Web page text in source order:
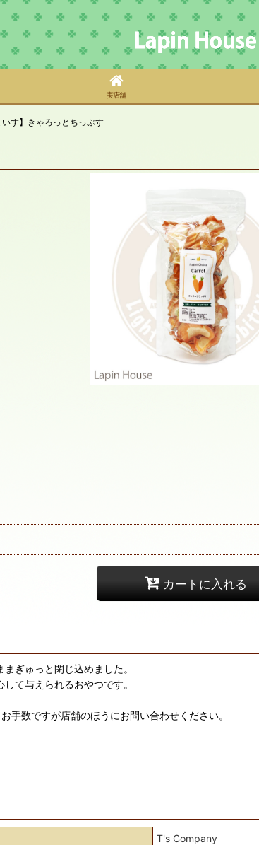
実店舗
いす】きゃろっとちっぷす
カートに入れる
ぎゅっと閉じ込めました。
て与えられるおやつです。
手数ですが店舗のほうにお問い合わせください。
T's Company